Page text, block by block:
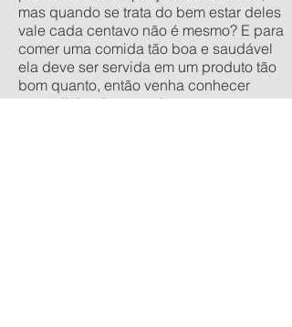
mas quando se trata do bem estar deles
vale cada centavo não é mesmo? E para
comer uma comida tão boa e saudável
ela deve ser servida em um produto tão
bom quanto, então venha conhecer
nossa linha de comedouros